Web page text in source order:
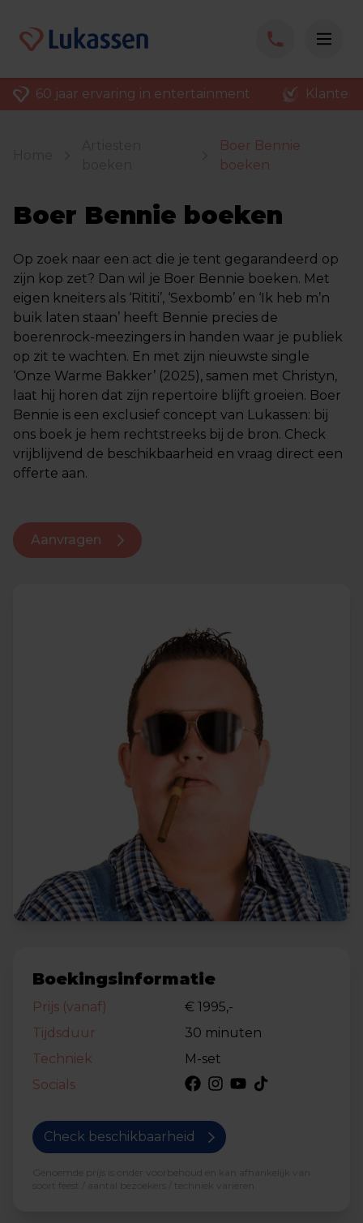
60 jaar ervaring in entertainment
Boer Bennie
boeken
Boer Bennie boeken
Op zoek naar een act die je tent gegarandeerd op
zijn kop zet? Dan wil je Boer Bennie boeken. Met
eigen kneiters als ‘Rititi’, ‘Sexbomb’ en ‘Ik heb m’n
buik laten staan’ heeft Bennie precies de
boerenrock-meezingers in handen waar je publiek
op zit te wachten. En met zijn nieuwste single
‘Onze Warme Bakker’ (2025), samen met Christyn,
laat hij horen dat zijn repertoire blijft groeien. Boer
Bennie is een exclusief concept van Lukassen: bij
ons boek je hem rechtstreeks bij de bron. Check
vrijblijvend de beschikbaarheid en vraag direct een
offerte aan.
Aanvragen
Boekingsinformatie
Prijs (vanaf)
€ 1995,-
Tijdsduur
30 minuten
Techniek
M-set
Socials
Check beschikbaarheid
Genoemde prijs is onder voorbehoud en kan afhankelijk van
soort feest / aantal bezoekers / techniek variëren.